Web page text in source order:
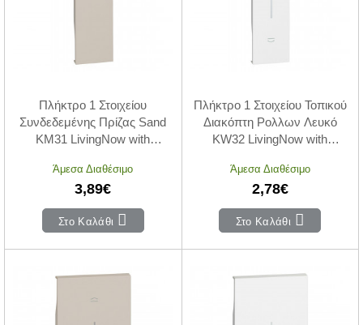
Πλήκτρο 1 Στοιχείου
Συνδεδεμένης Πρίζας Sand
KM31 LivingNow with
Άμεσα Διαθέσιμο
3,89€
Στο Καλάθι
Πλήκτρο 1 Στοιχείου Τοπικού
Διακόπτη Ρολλων Λευκό
KW32 LivingNow with
Άμεσα Διαθέσιμο
2,78€
Στο Καλάθι